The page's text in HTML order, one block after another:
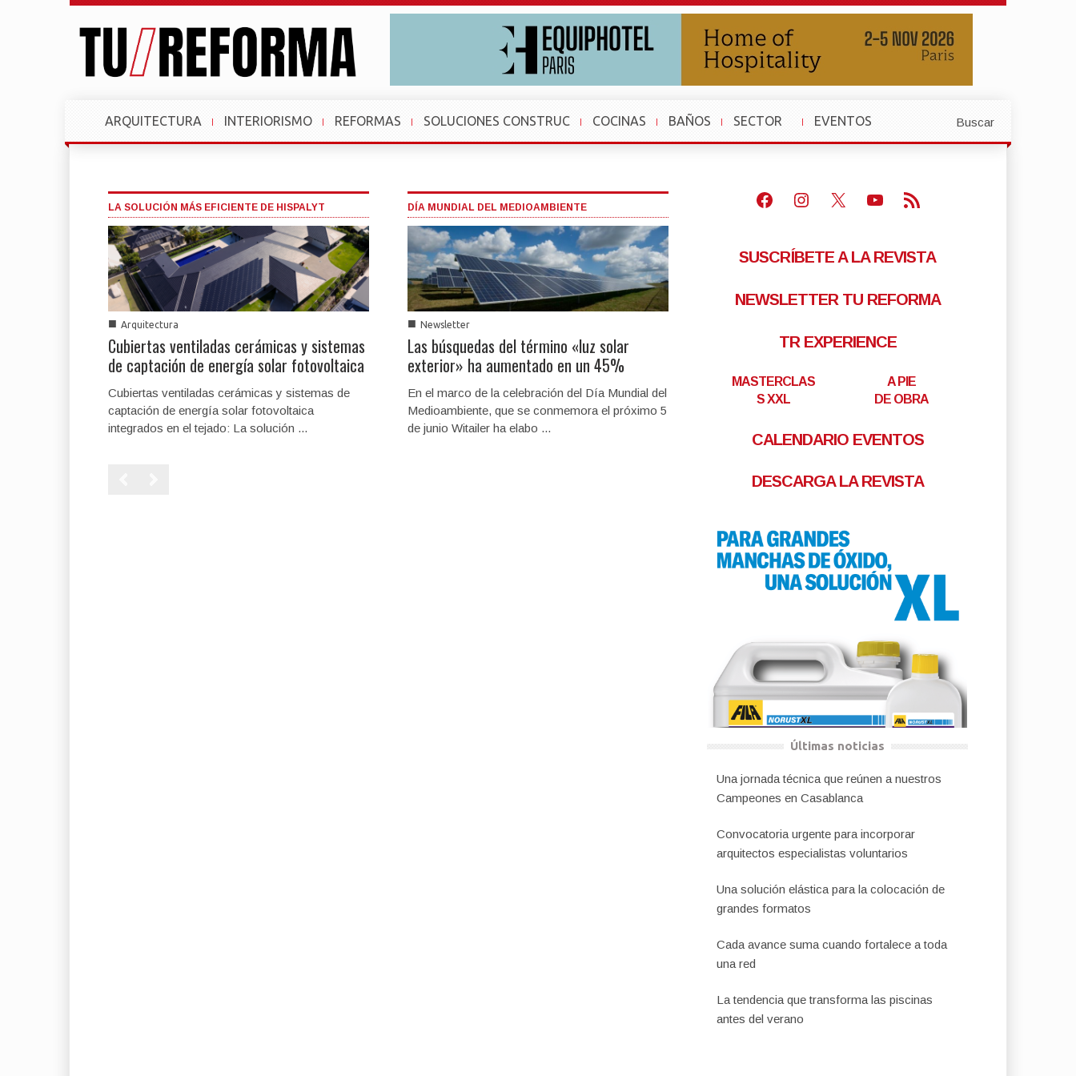
ARQUITECTURA INTERIORISMO REFORMAS SOLUCIONES CONSTRUC COCINAS BAÑOS
SECTOR
»
EVENTOS
»
Buscar
LA SOLUCIÓN MÁS EFICIENTE DE HISPALYT
■ Arquitectura
Cubiertas ventiladas cerámicas y sistemas
de captación de energía solar fotovoltaica
Cubiertas ventiladas cerámicas y sistemas de
captación de energía solar fotovoltaica
integrados en el tejado: La solución ...
DÍA MUNDIAL DEL MEDIOAMBIENTE
■ Newsletter
Las búsquedas del término «luz solar
exterior» ha aumentado en un 45%
En el marco de la celebración del Día Mundial del
Medioambiente, que se conmemora el próximo 5
de junio Witailer ha elabo ...
Facebook
Instagram
X Youtube
Feed RSS
SUSCRÍBETE A LA REVISTA
NEWSLETTER TU REFORMA
TR EXPERIENCE
MASTERCLAS
S XXL
A PIE
DE OBRA
CALENDARIO EVENTOS
DESCARGA LA REVISTA
Últimas noticias
Una jornada técnica que reúnen a nuestros
Campeones en Casablanca
Convocatoria urgente para incorporar
arquitectos especialistas voluntarios
Una solución elástica para la colocación de
grandes formatos
Cada avance suma cuando fortalece a toda
una red
La tendencia que transforma las piscinas
antes del verano